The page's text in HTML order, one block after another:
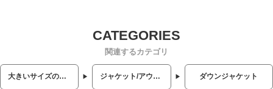
関連するカテゴリ
大きいサイズのメンズ服 ジャケット/アウター ダウンジャケット